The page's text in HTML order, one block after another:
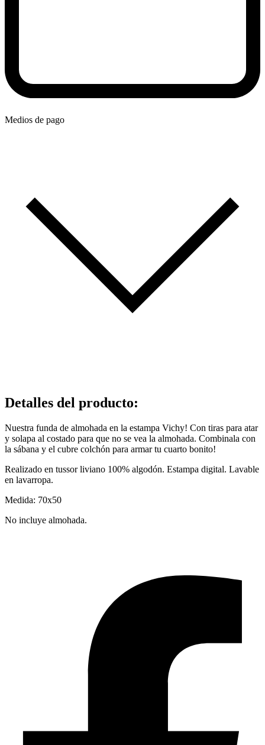
Medios de pago
Detalles del producto:
Nuestra funda de almohada en la estampa Vichy! Con tiras para atar
y solapa al costado para que no se vea la almohada. Combinala con
la sábana y el cubre colchón para armar tu cuarto bonito!
Realizado en tussor liviano 100% algodón. Estampa digital. Lavable
en lavarropa.
Medida: 70x50
No incluye almohada.